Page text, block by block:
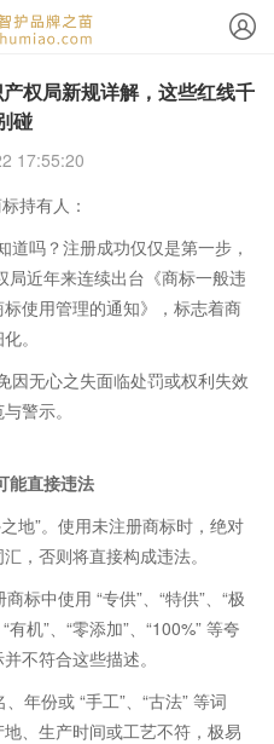
权局新规详解，这些红线千
碰
17:55:20
持有人：
吗？注册成功仅仅是第一步，
近年来连续出台《商标一般违
使用管理的通知》，标志着商
。
因无心之失面临处罚或权利失效
警示。
能直接违法
地”。使用未注册商标时，绝对
，否则将直接构成违法。
标中使用 “专供”、“特供”、“极
机”、“零添加”、“100%” 等夸
不符合这些描述。
年份或 “手工”、“古法” 等词
、生产时间或工艺不符，极易